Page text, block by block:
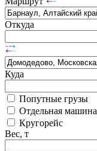
Откуда
Куда
Попутные грузы
Отдельная машина
Кругорейс
Вес, т